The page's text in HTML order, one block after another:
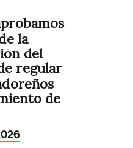
la
del
regular
de